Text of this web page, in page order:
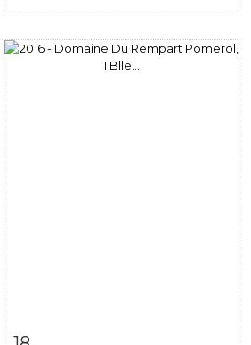
Fiche détaillée